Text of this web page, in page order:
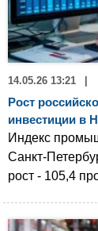
14.05.26 13:21
Рост
инвестиции в
Индекс
Санкт-
рост - 105,4